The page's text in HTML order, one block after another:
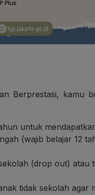
Berprestasi, kamu
untuk
(wajib belajar 12
(drop out) atau
tidak sekolah agar